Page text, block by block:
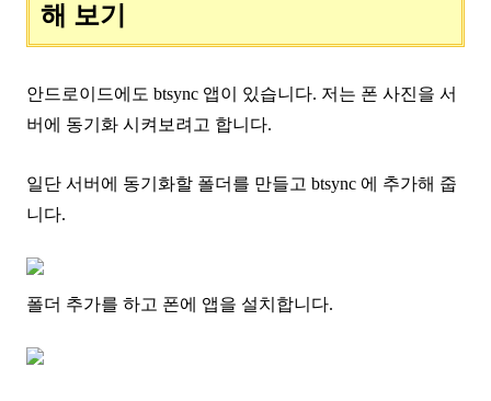
해 보기
안드로이드에도 btsync 앱이 있습니다. 저는 폰 사진을 서
버에 동기화 시켜보려고 합니다.
일단 서버에 동기화할 폴더를 만들고 btsync 에 추가해 줍
니다.
폴더 추가를 하고 폰에 앱을 설치합니다.